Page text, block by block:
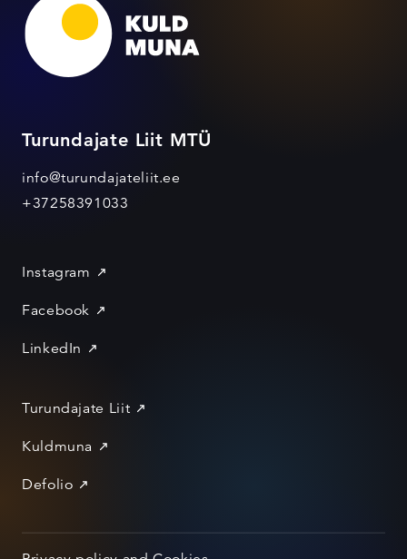
Turundajate Liit MTÜ
info@turundajateliit.ee
+37258391033
Instagram
Facebook
LinkedIn
Turundajate Liit
Kuldmuna
Defolio